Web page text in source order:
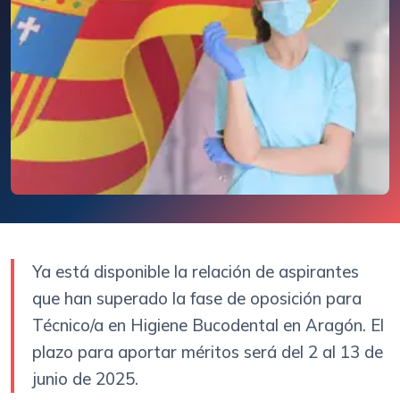
Ya está disponible la relación de aspirantes
que han superado la fase de oposición para
Técnico/a en Higiene Bucodental en Aragón. El
plazo para aportar méritos será del 2 al 13 de
junio de 2025.